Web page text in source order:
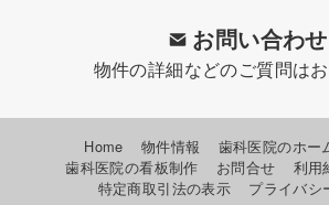
お問い合わせ
物件の詳細などのご質問はお
Home 物件情報
歯科医院のホー
歯科医院の看板制作
お問合せ 利用
特定商取引法の表示
プライバシ